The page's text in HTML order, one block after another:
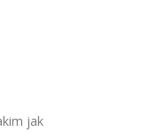
jak